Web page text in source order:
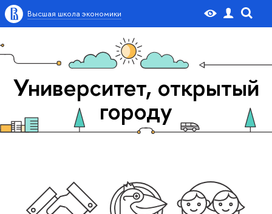
Высшая школа экономики
Университет, открытый
городу